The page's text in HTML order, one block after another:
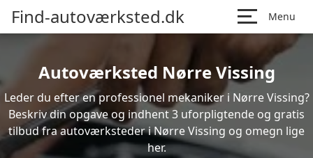
Find-autoværksted.dk Menu
Autoværksted Nørre Vissing
Leder du efter en professionel mekaniker i Nørre Vissing?
Beskriv din opgave og indhent 3 uforpligtende og gratis
tilbud fra autoværksteder i Nørre Vissing og omegn lige
her.